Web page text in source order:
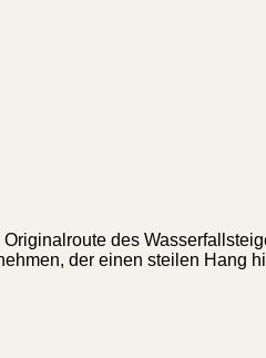
des
der einen steilen Hang